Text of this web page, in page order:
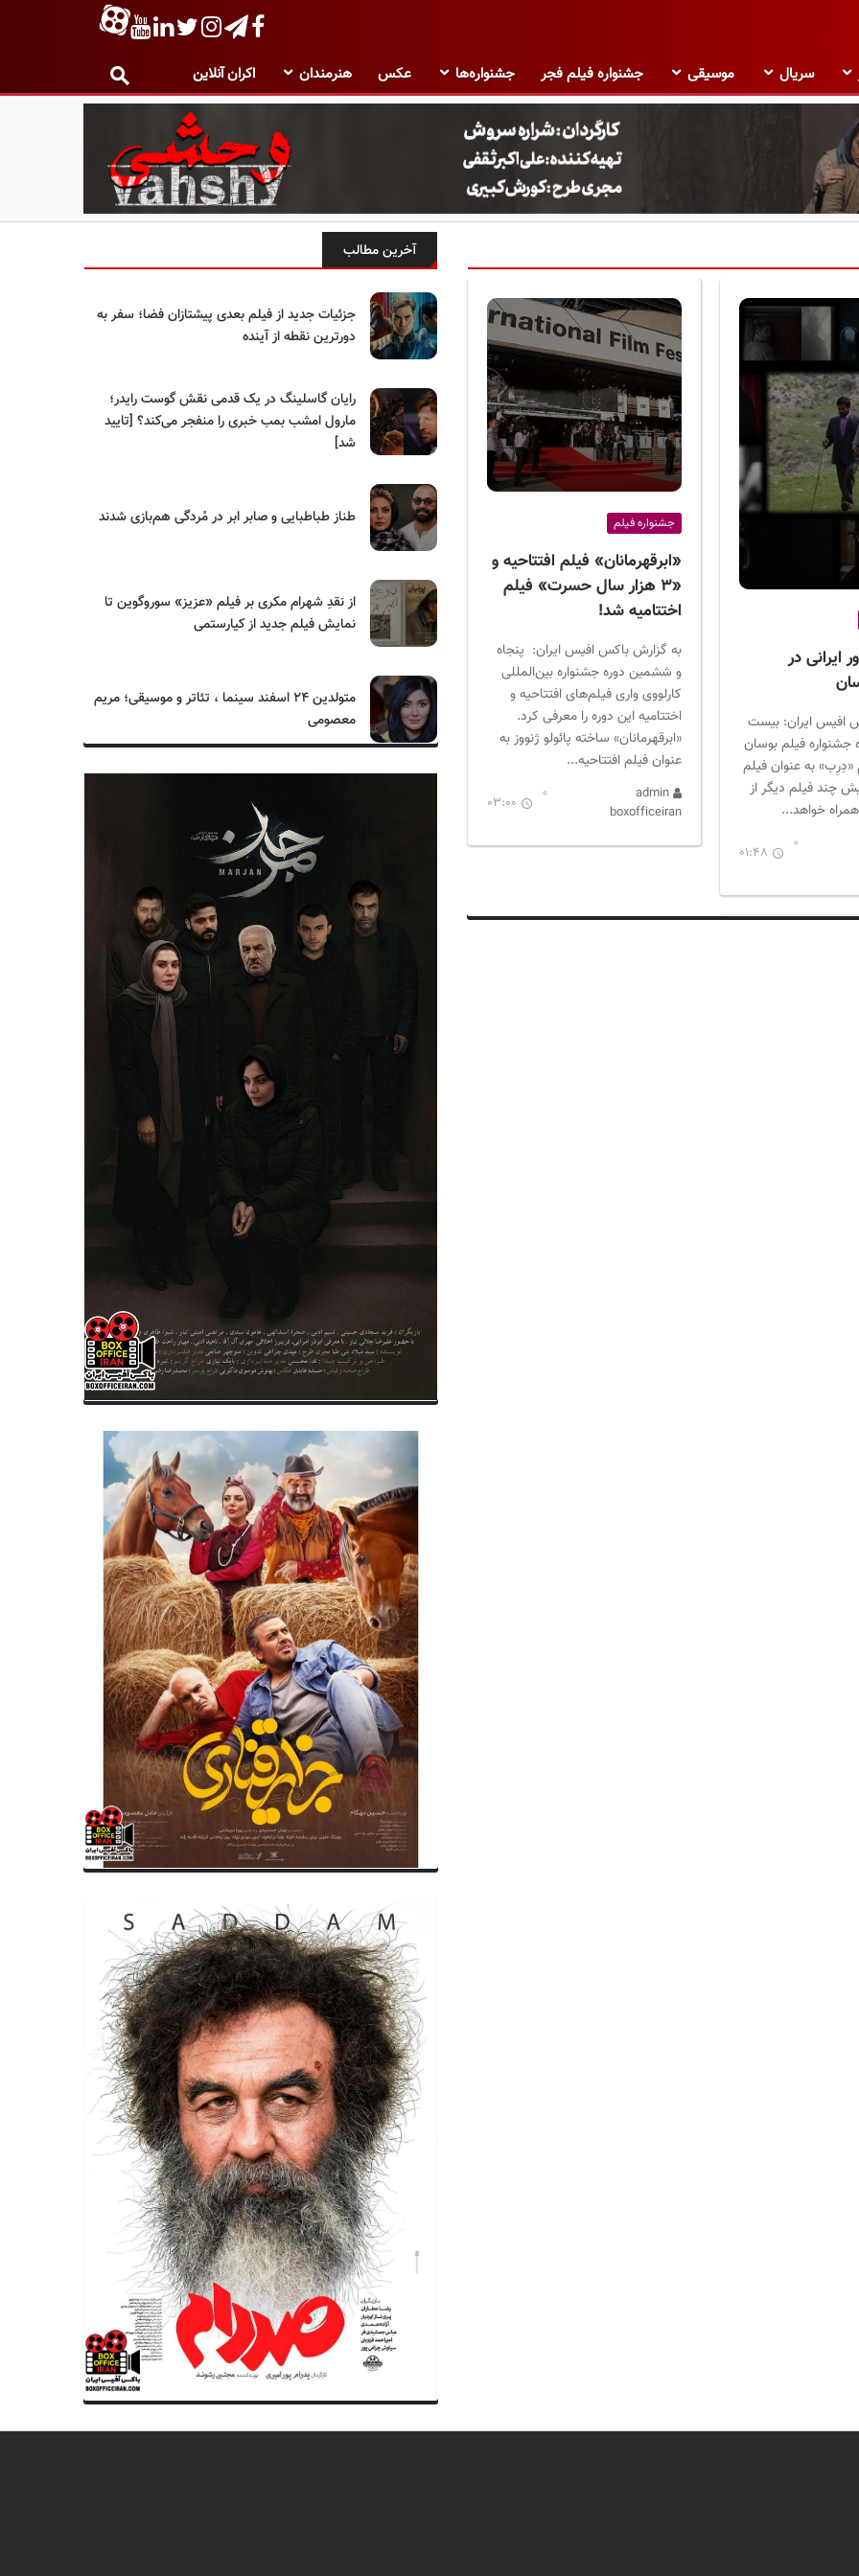
سریال موسیقی جشنواره فیلم فجر جشنواره‌ها عکس هنرمندان اکران آنلاین
ایرانی در
افیس ایران: بیست
جشنواره فیلم بوسان
به عنوان فیلم
چند فیلم دیگر از
خواهد...
01:48
جشنواره فیلم
«ابرقهرمانان» فیلم افتتاحیه و
«۳‌ هزار سال حسرت» فیلم
اختتامیه شد!
به گزارش باکس افیس ایران: پنجاه
و ششمین دوره جشنواره بین‌المللی
کارلووی واری فیلم‌های افتتاحیه و
اختتامیه این دوره را معرفی کرد.
«ابرقهرمانان» ساخته پائولو ژنووز به
عنوان فیلم افتتاحیه...
admin
boxofficeiran
03:00
آخرین مطالب
جزئیات جدید از فیلم بعدی پیشتازان فضا؛ سفر به
دورترین نقطه از آینده
رایان گاسلینگ در یک قدمی نقش گوست رایدر؛
مارول امشب بمب خبری را منفجر می‌کند؟ [تایید
شد]
طناز طباطبایی و صابر ابر در مُردگی هم‌بازی شدند
از نقدِ شهرام مکری بر فیلم «عزیز» سوروگوین تا
نمایش فیلم جدید از کیارستمی
متولدین ۲۴ اسفند سینما ، تئاتر و موسیقی؛ مریم
معصومی